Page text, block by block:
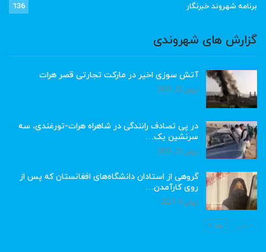
برنامه شهروند خبرنگار 136
گزارش های شهروندی
آتش سوزی اخیر در مارکت تجارتی قصر هرات
ژوئن 22, 2023
در پی تصادف رانندگی در شاهراه هرات-تورغندی، سه
سرنشین یک…
ژوئن 15, 2023
گروهی از استادان دانشگاه‌های افغانستان که پس از
روی کارآمدن…
ژوئن 6, 2023
قبلی بعد